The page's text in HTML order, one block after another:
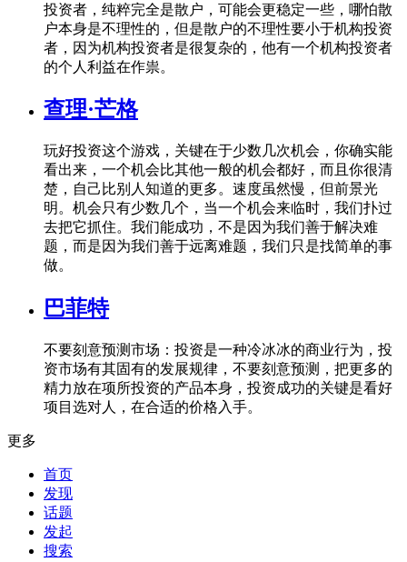
投资者，纯粹完全是散户，可能会更稳定一些，哪怕散
户本身是不理性的，但是散户的不理性要小于机构投资
者，因为机构投资者是很复杂的，他有一个机构投资者
的个人利益在作祟。
查理·芒格
玩好投资这个游戏，关键在于少数几次机会，你确实能
看出来，一个机会比其他一般的机会都好，而且你很清
楚，自己比别人知道的更多。速度虽然慢，但前景光
明。机会只有少数几个，当一个机会来临时，我们扑过
去把它抓住。我们能成功，不是因为我们善于解决难
题，而是因为我们善于远离难题，我们只是找简单的事
做。
巴菲特
不要刻意预测市场：投资是一种冷冰冰的商业行为，投
资市场有其固有的发展规律，不要刻意预测，把更多的
精力放在项所投资的产品本身，投资成功的关键是看好
项目选对人，在合适的价格入手。
更多
首页
发现
话题
发起
搜索